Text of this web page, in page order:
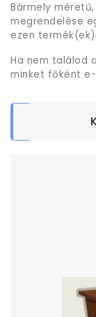
Bármely
megrendelése
ezen
Ha nem találod
minket főként